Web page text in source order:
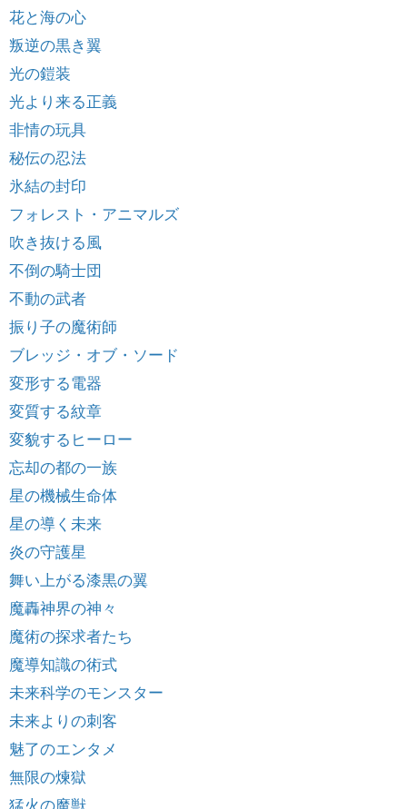
花と海の心
叛逆の黒き翼
光の鎧装
光より来る正義
非情の玩具
秘伝の忍法
氷結の封印
フォレスト・アニマルズ
吹き抜ける風
不倒の騎士団
不動の武者
振り子の魔術師
ブレッジ・オブ・ソード
変形する電器
変質する紋章
変貌するヒーロー
忘却の都の一族
星の機械生命体
星の導く未来
炎の守護星
舞い上がる漆黒の翼
魔轟神界の神々
魔術の探求者たち
魔導知識の術式
未来科学のモンスター
未来よりの刺客
魅了のエンタメ
無限の煉獄
猛火の魔獣